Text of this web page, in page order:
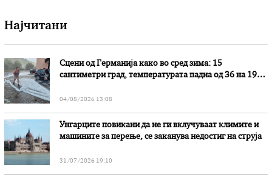
Најчитани
Сцени од Германија како во сред зима: 15
сантиметри град, температурата падна од 36 на 19
04/08/2026 13:08
Унгарците повикани да не ги вклучуваат климите и
машините за перење, се заканува недостиг на струја
31/07/2026 19:10